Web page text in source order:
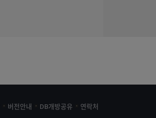
버전안내 DB개방공유 연락처